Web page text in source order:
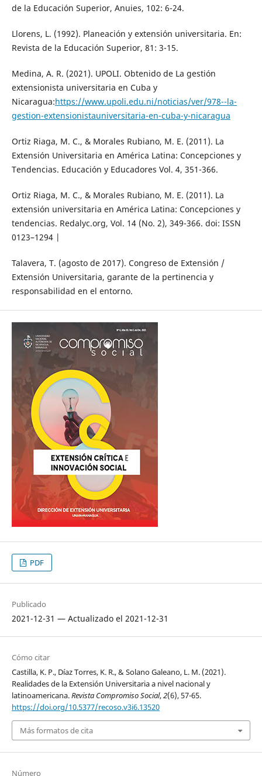
de la Educación Superior, Anuies, 102: 6-24.
Llorens, L. (1992). Planeación y extensión universitaria. En:
Revista de la Educación Superior, 81: 3-15.
Medina, A. R. (2021). UPOLI. Obtenido de La gestión
extensionista universitaria en Cuba y
Nicaragua:https://www.upoli.edu.ni/noticias/ver/978--la-
gestion-extensionistauniversitaria-en-cuba-y-nicaragua
Ortiz Riaga, M. C., & Morales Rubiano, M. E. (2011). La
Extensión Universitaria en América Latina: Concepciones y
Tendencias. Educación y Educadores Vol. 4, 351-366.
Ortiz Riaga, M. C., & Morales Rubiano, M. E. (2011). La
extensión universitaria en América Latina: Concepciones y
tendencias. Redalyc.org, Vol. 14 (No. 2), 349-366. doi: ISSN
0123–1294 |
Talavera, T. (agosto de 2017). Congreso de Extensión /
Extensión Universitaria, garante de la pertinencia y
responsabilidad en el entorno.
PDF
Publicado
2021-12-31 — Actualizado el 2021-12-31
Cómo citar
Castilla, K. P., Díaz Torres, K. R., & Solano Galeano, L. M. (2021).
Realidades de la Extensión Universitaria a nivel nacional y
latinoamericana.Revista Compromiso Social,2(6), 57-65.
https://doi.org/10.5377/recoso.v3i6.13520
Más formatos de cita
Número